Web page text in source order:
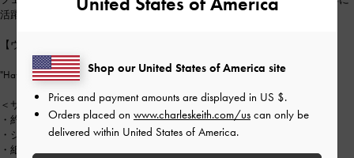
活躍するアイテムです☆
【ウォレット】
"Haylen"フロントフラップ スモールウォレット
＜サイズ感＞
・約8枚分のカードスロット
・ジップコインポケット
・紙幣スペース
Shop our United States of America site
Prices and payment amounts are displayed in US $.
Orders placed on www.charleskeith.com/us can only be
delivered within United States of America.